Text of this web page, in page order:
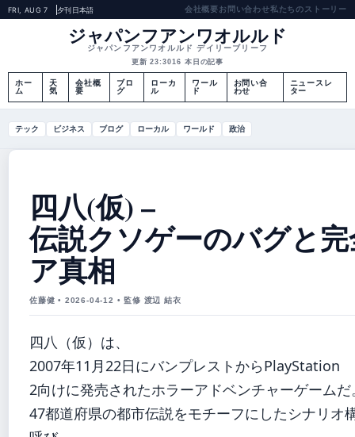
FRI, AUG 7 夕刊日本語 会社概要お問い合わせ私たちのストーリー
ジャパンフアンワオルルド
ジャパンフアンワオルルド デイリーブリーフ
更新 23:3016 本日の記事
ホー
ム
天
気
会社概
要
ブロ
グ
ローカ
ル
ワール
ド
お問い合
わせ
ニュースレ
ター
テック ビジネス ブログ ローカル ワールド 政治
四八(仮) –
伝説クソゲーのバグと
ア真相
佐藤健 • 2026-04-12 • 監修 渡辺 結衣
四八（仮）は、
2007年11月22日にバンプレストからPlayStation
2向けに発売されたホラーアドベンチャーゲームだ
47都道府県の都市伝説をモチーフにしたシナリオ